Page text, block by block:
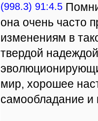
(998.3) 91:4.5
она очень часто
изменениям в
твердой
мир, хорошее
самообладание и